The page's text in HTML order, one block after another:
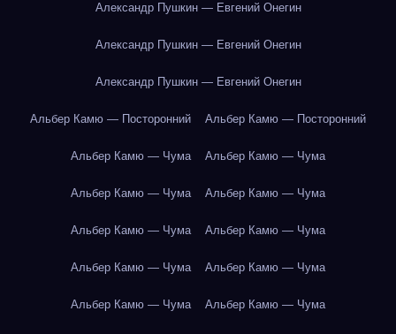
Александр Пушкин — Евгений Онегин
Александр Пушкин — Евгений Онегин
Александр Пушкин — Евгений Онегин
Альбер Камю — Посторонний Альбер Камю — Посторонний
Альбер Камю — Чума Альбер Камю — Чума
Альбер Камю — Чума Альбер Камю — Чума
Альбер Камю — Чума Альбер Камю — Чума
Альбер Камю — Чума Альбер Камю — Чума
Альбер Камю — Чума Альбер Камю — Чума